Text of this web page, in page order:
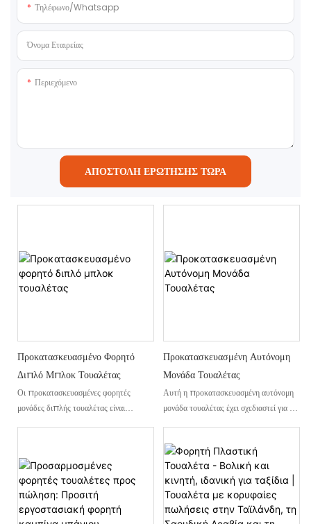
Τηλέφωνο/whatsapp
Όνομα Εταιρείας
Περιεχόμενο
ΑΠΟΣΤΟΛΉ ΕΡΏΤΗΣΗΣ ΤΏΡΑ
Προκατασκευασμένο Φορητό
Διπλό Μπλοκ Τουαλέτας
Οι προκατασκευασμένες φορητές
μονάδες διπλής τουαλέτας είναι
οκλαδόν τουαλέτες σε μία μονάδα. Οι
προκατασκευασμένες διπλές τουαλέτες
χρησιμοποιούν ανθεκτικό χαλύβδινο
σκελετό και ενσωματωμένα συστήματα
Προκατασκευασμένη Αυτόνομη
Μονάδα Τουαλέτας
Αυτή η προκατασκευασμένη αυτόνομη
μονάδα τουαλέτας έχει σχεδιαστεί για να
Είναι μια εργοστασιακά
προκατασκευασμένη και έτοιμη προς
εγκατάσταση μονάδα μπάνιου. Τα
προκατασκευασμένα αυτόνομα μπάνια
προσφέρουν μια οικονομικά αποδοτική